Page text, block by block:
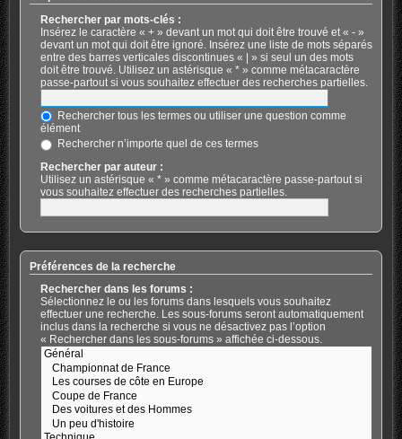
Rechercher par mots-clés :
Insérez le caractère « + » devant un mot qui doit être trouvé et « - »
devant un mot qui doit être ignoré. Insérez une liste de mots séparés
entre des barres verticales discontinues « | » si seul un des mots
doit être trouvé. Utilisez un astérisque « * » comme métacaractère
passe-partout si vous souhaitez effectuer des recherches partielles.
Rechercher tous les termes ou utiliser une question comme
élément
Rechercher n’importe quel de ces termes
Rechercher par auteur :
Utilisez un astérisque « * » comme métacaractère passe-partout si
vous souhaitez effectuer des recherches partielles.
Préférences de la recherche
Rechercher dans les forums :
Sélectionnez le ou les forums dans lesquels vous souhaitez
effectuer une recherche. Les sous-forums seront automatiquement
inclus dans la recherche si vous ne désactivez pas l’option
« Rechercher dans les sous-forums » affichée ci-dessous.